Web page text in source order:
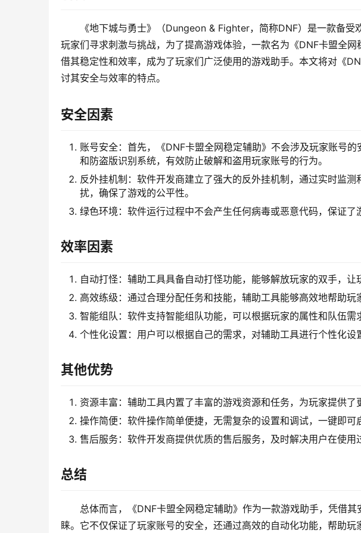
《地下城与勇士》（Dungeon & Fighter，简称DNF）是一款备受
玩家们寻求刺激与挑战，为了提高游戏体验，一款名为《DNF卡盟全
借其稳定性和效率，成为了玩家们广泛使用的游戏助手。本文将对《
讨其安全与效率的特点。
安全因素
账号安全：首先，《DNF卡盟全网稳定辅助》不会涉及玩家账号
和防盗版识别系统，有效防止破解和盗用玩家账号的行为。
反外挂机制：软件开发商建立了强大的反外挂机制，通过实时监
扰，确保了游戏的公平性。
绿色环境：软件运行过程中不会产生任何病毒或恶意代码，保证了
效率因素
自动打怪：辅助工具具备自动打怪功能，能够解放玩家的双手，让
高效练级：通过合理分配任务和技能，辅助工具能够高效地帮助玩
智能组队：软件支持智能组队功能，可以根据玩家的属性和队伍需
个性化设置：用户可以根据自己的需求，对辅助工具进行个性化设
其他优势
资源丰富：辅助工具内置了丰富的游戏资源和任务，为玩家提供了
操作简便：软件操作简单便捷，无需复杂的设置和调试，一键即可
售后服务：软件开发商提供优质的售后服务，及时解决用户在使用
总结
总体而言，《DNF卡盟全网稳定辅助》作为一款游戏助手，凭借
睐。它不仅保证了玩家账号的安全，还通过高效的自动化功能，帮助